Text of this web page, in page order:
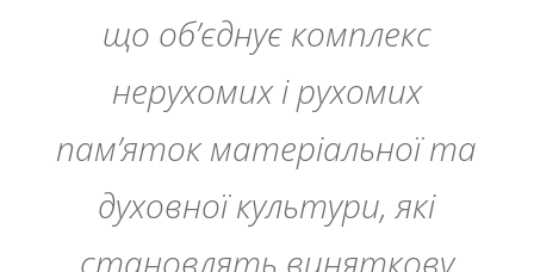
що об’єднує комплекс
нерухомих і рухомих
пам’яток матеріальної та
духовної культури, які
становлять виняткову